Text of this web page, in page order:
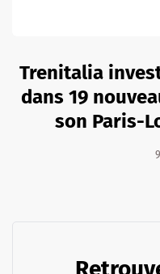
Trenitalia
dans 19
son Paris-